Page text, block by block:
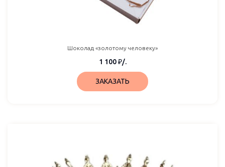
Шоколад «золотому человеку»
1 100₽/.
ЗАКАЗАТЬ